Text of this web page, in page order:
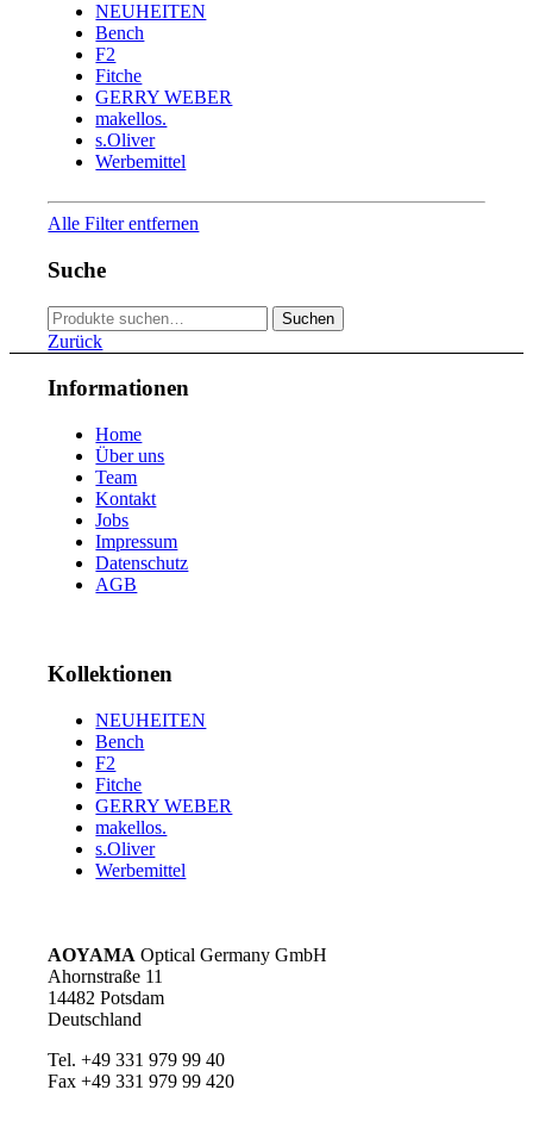
NEUHEITEN
Bench
F2
Fitche
GERRY WEBER
makellos.
s.Oliver
Werbemittel
Alle Filter entfernen
Suche
Suche
nach:
Suchen
Zurück
Informationen
Home
Über uns
Team
Kontakt
Jobs
Impressum
Datenschutz
AGB
Kollektionen
NEUHEITEN
Bench
F2
Fitche
GERRY WEBER
makellos.
s.Oliver
Werbemittel
AOYAMA Optical Germany GmbH
Ahornstraße 11
14482 Potsdam
Deutschland
Tel. +49 331 979 99 40
Fax +49 331 979 99 420